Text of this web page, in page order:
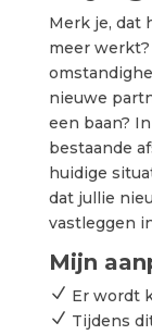
Merk je, dat
meer
nieuwe
een baan?
bestaande
huidige
dat jullie
vastleggen
Mijn
N Er wordt
N Tijdens